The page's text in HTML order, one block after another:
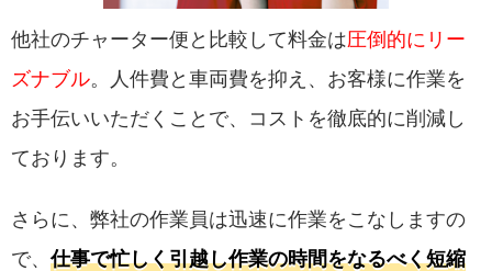
他社のチャーター便と比較して料金は圧倒的にリー
ズナブル。人件費と車両費を抑え、お客様に作業を
お手伝いいただくことで、コストを徹底的に削減し
ております。
さらに、弊社の作業員は迅速に作業をこなしますの
で、仕事で忙しく引越し作業の時間をなるべく短縮